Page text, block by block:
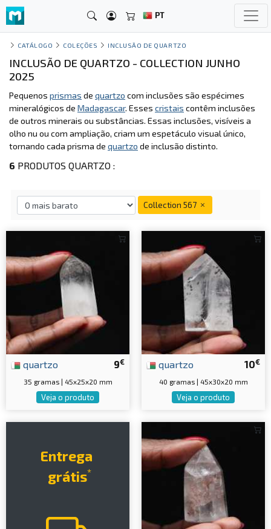
PT
CATÁLOGO COLEÇÕES INCLUSÃO DE QUARTZO
INCLUSÃO DE QUARTZO - COLLECTION JUNHO
2025
Pequenos prismas de quartzo com inclusões são espécimes
mineralógicos de Madagascar. Esses cristais contêm inclusões
de outros minerais ou substâncias. Essas inclusões, visíveis a
olho nu ou com ampliação, criam um espetáculo visual único,
tornando cada prisma de quartzo de inclusão distinto.
6 PRODUTOS QUARTZO :
Collection 567
9€
quartzo
35 gramas | 45x25x20 mm
Veja o produto
10€
quartzo
40 gramas | 45x30x20 mm
Veja o produto
Entrega
grátis*